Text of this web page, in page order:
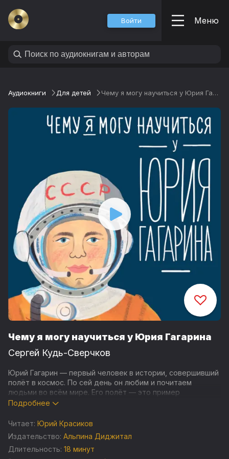
Войти Меню
Аудиокниги Для детей Чему я могу научиться у Юрия Гагарина
Чему я могу научиться у Юрия Гагарина
Сергей Кудь-Сверчков
Юрий Гагарин — первый человек в истории, совершивший
полёт в космос. По сей день он любим и почитаем
людьми во всём мире. Его полёт — это пример
настоящего героизма, самоотверженности и того, что
хорошенько постараться!
Прослушав эту аудиокнигу, дети узнают не только о том,
как состоялся первый полёт человека в космос и кто его
Подробнее
Читает: Юрий Красиков
Издательство: Альпина Диджитал
Длительность: 18 минут